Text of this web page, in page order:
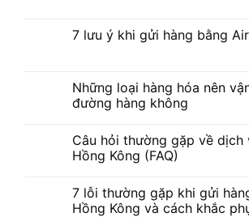
7 lưu ý khi gửi hàng bằng
Những loại hàng hóa nên
đường hàng không
Câu hỏi thường gặp về dịch
Hồng Kông (FAQ)
7 lỗi thường gặp khi gửi
Hồng Kông và cách khắc